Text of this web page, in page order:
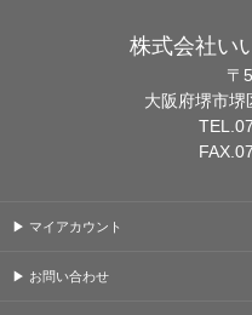
株式会社い
〒
大阪府堺市
▶ マイアカウント
▶ お問い合わせ